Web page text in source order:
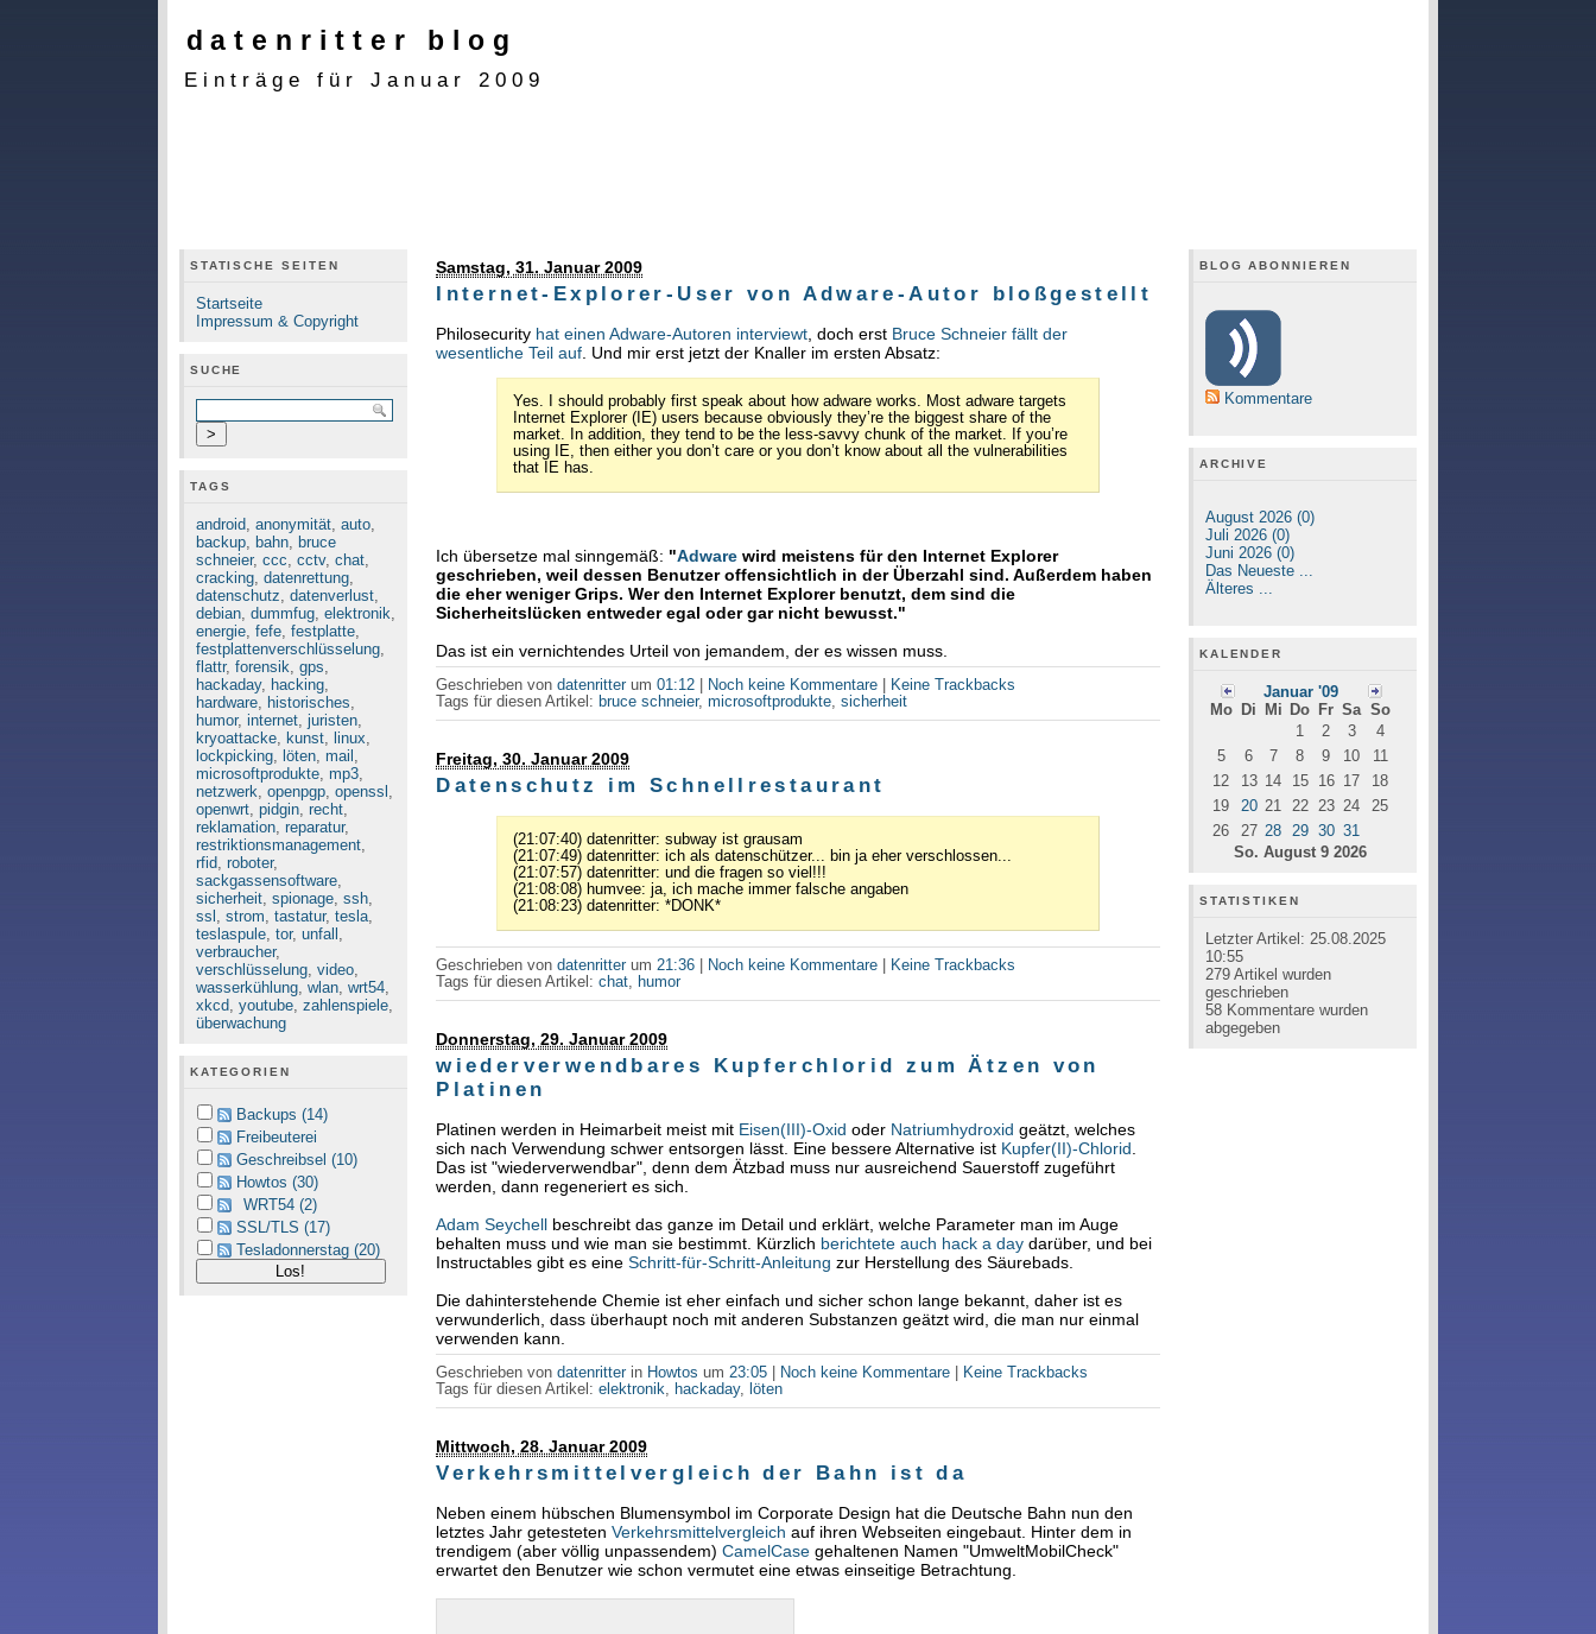
datenritter blog
Einträge für Januar 2009
STATISCHE SEITEN
Startseite
Impressum & Copyright
SUCHE
TAGS
android, anonymität, auto,
backup, bahn, bruce
schneier, ccc, cctv, chat,
cracking, datenrettung,
datenschutz, datenverlust,
debian, dummfug, elektronik,
energie, fefe, festplatte,
festplattenverschlüsselung,
flattr, forensik, gps,
hackaday, hacking,
hardware, historisches,
humor, internet, juristen,
kryoattacke, kunst, linux,
lockpicking, löten, mail ,
microsoftprodukte, mp3,
netzwerk, openpgp, openssl ,
openwrt, pidgin, recht,
reklamation, reparatur,
restriktionsmanagement,
rfid, roboter,
sackgassensoftware,
sicherheit, spionage, ssh,
ssl , strom, tastatur, tesla,
teslaspule, tor, unfall ,
verbraucher,
verschlüsselung, video,
wasserkühlung, wlan, wrt54,
xkcd, youtube, zahlenspiele,
überwachung
KATEGORIEN
Backups (14)
Freibeuterei
Geschreibsel (10)
Howtos (30)
WRT54 (2)
SSL/TLS (17)
Tesladonnerstag (20)
Samstag, 31. Januar 2009
Internet-Explorer-User von Adware-Autor bloßgestellt
Philosecurity hat einen Adware-Autoren interviewt , doch erst Bruce Schneier fällt der
wesentliche Teil auf . Und mir erst jetzt der Knaller im ersten Absatz:
Yes. I should probably first speak about how adware works. Most adware targets
Internet Explorer (IE) users because obviously they’re the biggest share of the
market. In addition, they tend to be the less-savvy chunk of the market. If you’re
using IE, then either you don’t care or you don’t know about all the vulnerabilities
that IE has.
Ich übersetze mal sinngemäß: "Adware wird meistens für den Internet Explorer
geschrieben, weil dessen Benutzer offensichtlich in der Überzahl sind. Außerdem haben
die eher weniger Grips. Wer den Internet Explorer benutzt, dem sind die
Sicherheitslücken entweder egal oder gar nicht bewusst."
Das ist ein vernichtendes Urteil von jemandem, der es wissen muss.
Geschrieben vondatenritterum01:12 Noch keine Kommentare
Keine Trackbacks
Tags für diesen Artikel: bruce schneier,microsoftprodukte ,sicherheit
Freitag, 30. Januar 2009
Datenschutz im Schnellrestaurant
(21:07:40) datenritter: subway ist grausam
(21:07:49) datenritter: ich als datenschützer... bin ja eher verschlossen...
(21:07:57) datenritter: und die fragen so viel!!!
(21:08:08) humvee: ja, ich mache immer falsche angaben
(21:08:23) datenritter: *DONK*
Geschrieben vondatenritterum 21:36 Noch keine Kommentare
Keine Trackbacks
Tags für diesen Artikel:chat humor
Donnerstag, 29. Januar 2009
wiederverwendbares Kupferchlorid zum Ätzen von
Platinen
Platinen werden in Heimarbeit meist mit Eisen(III)-Oxid oder Natriumhydroxid geätzt, welches
sich nach Verwendung schwer entsorgen lässt. Eine bessere Alternative ist Kupfer(II)-Chlorid
Das ist "wiederverwendbar", denn dem Ätzbad muss nur ausreichend Sauerstoff zugeführt
werden, dann regeneriert es sich.
Adam Seychell beschreibt das ganze im Detail und erklärt, welche Parameter man im Auge
behalten muss und wie man sie bestimmt. Kürzlich berichtete auch hack a day darüber, und bei
Instructables gibt es eineSchritt-für-Schritt-Anleitung zur Herstellung des Säurebads.
Die dahinterstehende Chemie ist eher einfach und sicher schon lange bekannt, daher ist es
verwunderlich, dass überhaupt noch mit anderen Substanzen geätzt wird, die man nur einmal
verwenden kann.
Geschrieben vondatenritterin Howtos um23:05 Noch keine Kommentare
Keine Trackbacks
Tags für diesen Artikel:elektronik, hackaday, löten
Mittwoch, 28. Januar 2009
Verkehrsmittelvergleich der Bahn ist da
Neben einem hübschen Blumensymbol im Corporate Design hat die Deutsche Bahn nun den
letztes Jahr getestetenVerkehrsmittelvergleich auf ihren Webseiten eingebaut. Hinter dem in
trendigem (aber völlig unpassendem)CamelCase gehaltenen Namen "UmweltMobilCheck"
erwartet den Benutzer wie schon vermutet eine etwas einseitige Betrachtung.
BLOG ABONNIEREN
Kommentare
ARCHIVE
August 2026 (0)
Juli 2026 (0)
Juni 2026 (0)
Das Neueste ...
Älteres ...
KALENDER
Januar '09
Mo
Di Mi Do Fr Sa So
So. August 9 2026
1 2 3
4
5
6 7 8 9 10
11
12
13 14 15 16 17
18
19
20 21 22 23 24
25
26
27 28 29 30 31
STATISTIKEN
Letzter Artikel: 25.08.2025
10:55
279Artikel wurden
geschrieben
58Kommentare wurden
abgegeben